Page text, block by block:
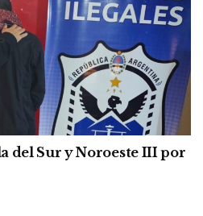
del Sur y Noroeste III por